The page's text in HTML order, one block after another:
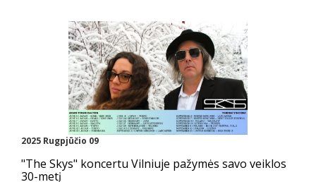
2025 Rugpjūčio 09
"The Skys" koncertu Vilniuje pažymės savo veiklos
30-metį